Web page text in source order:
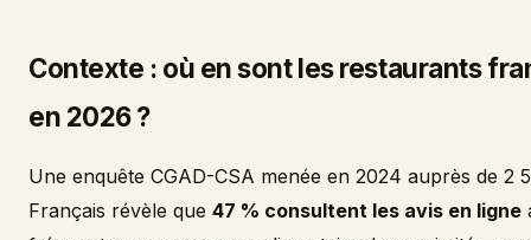
Contexte : où en sont les restaurants
en 2026 ?
Une enquête CGAD-CSA menée en 2024 auprès de 2
Français révèle que 47 % consultent les avis en ligne